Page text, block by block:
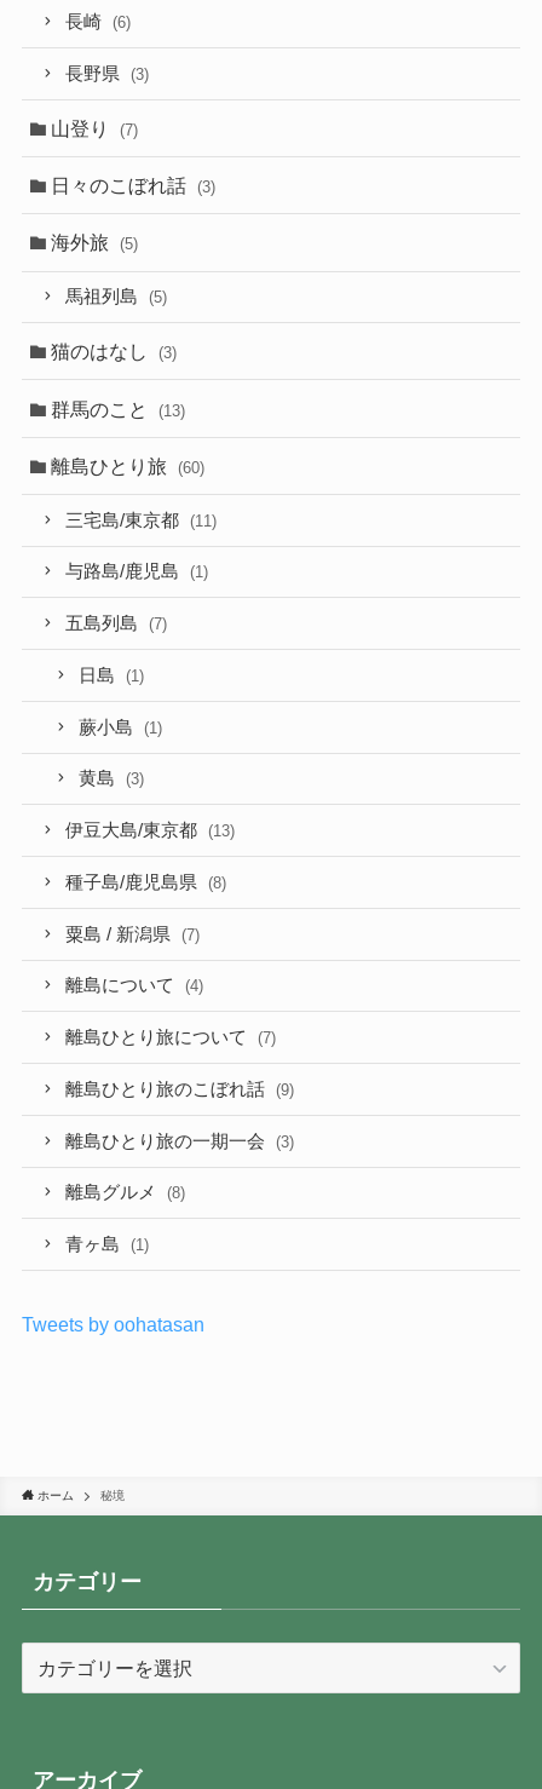
長崎 (6)
長野県 (3)
山登り (7)
日々のこぼれ話 (3)
海外旅 (5)
馬祖列島 (5)
猫のはなし (3)
群馬のこと (13)
離島ひとり旅 (60)
三宅島/東京都 (11)
与路島/鹿児島 (1)
五島列島 (7)
日島 (1)
蕨小島 (1)
黄島 (3)
伊豆大島/東京都 (13)
種子島/鹿児島県 (8)
粟島 / 新潟県 (7)
離島について (4)
離島ひとり旅について (7)
離島ひとり旅のこぼれ話 (9)
離島ひとり旅の一期一会 (3)
離島グルメ (8)
青ヶ島 (1)
Tweets by oohatasan
ホーム 秘境
カテゴリー
ーアーカイブ